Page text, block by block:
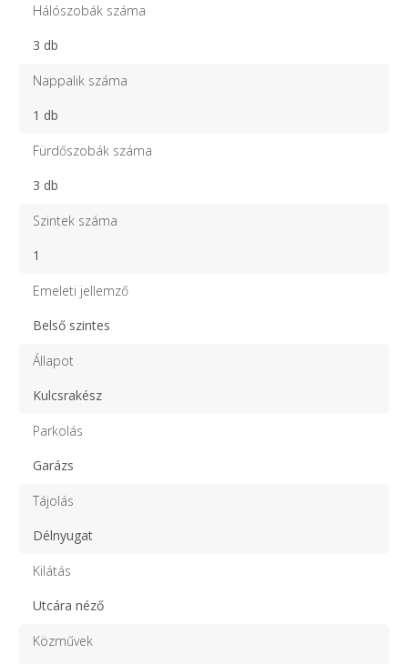
Hálószobák száma
3 db
Nappalik száma
1 db
Fürdőszobák száma
3 db
Szintek száma
1
Emeleti jellemző
Belső szintes
Állapot
Kulcsrakész
Parkolás
Garázs
Tájolás
Délnyugat
Kilátás
Utcára néző
Közművek